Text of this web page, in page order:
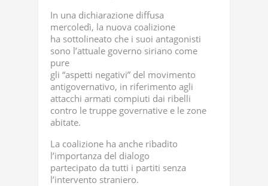
In una dichiarazione diffusa
mercoledì, la nuova coalizione
ha sottolineato che i suoi antagonisti
sono l’attuale governo siriano come
pure
gli “aspetti negativi” del movimento
antigovernativo, in riferimento agli
attacchi armati compiuti dai ribelli
contro le truppe governative e le zone
abitate.
La coalizione ha anche ribadito
l’importanza del dialogo
partecipato da tutti i partiti senza
l’intervento straniero.